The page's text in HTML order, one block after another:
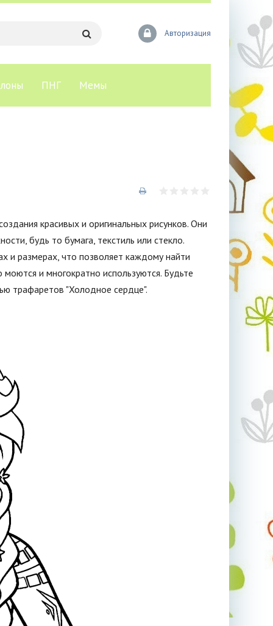
Авторизация
ПНГ Мемы
красивых и оригинальных рисунков. Они
будь то бумага, текстиль или стекло.
и размерах, что позволяет каждому найти
и многократно используются. Будьте
трафаретов "Холодное сердце".